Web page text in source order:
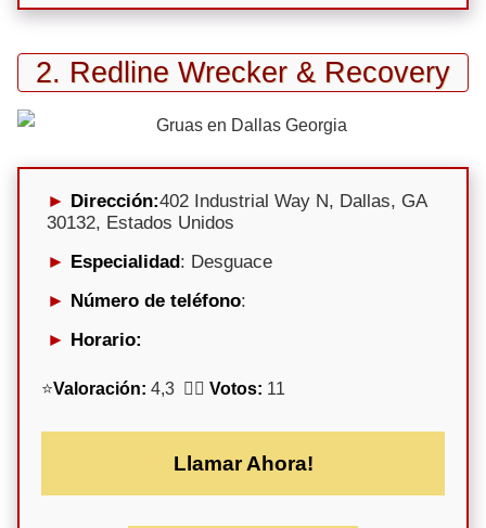
2. Redline Wrecker & Recovery
Dirección:402 Industrial Way N, Dallas, GA
30132, Estados Unidos
Especialidad: Desguace
Número de teléfono:
Horario:
⭐Valoración: 4,3 🕵️‍♀️ Votos: 11
Llamar Ahora!